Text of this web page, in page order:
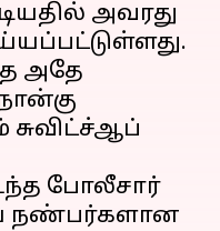
அவரது
அதே
போலீசார்
நண்பர்களான